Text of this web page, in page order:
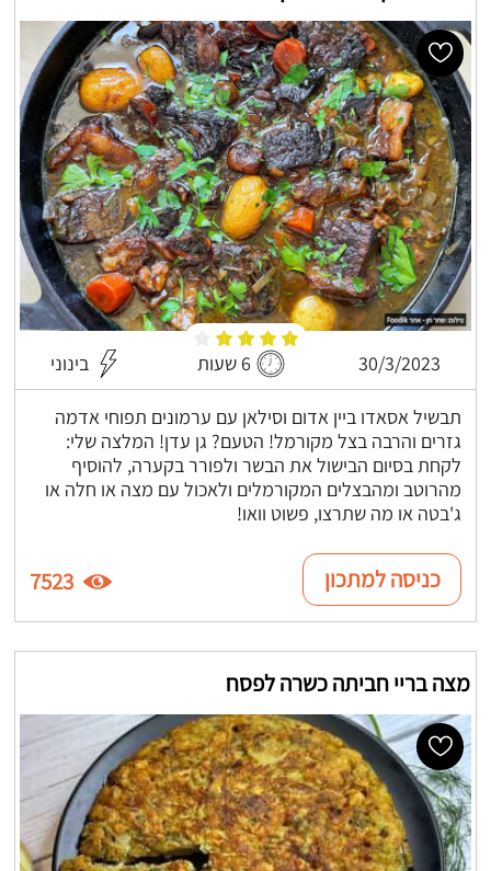
30/3/2023 6 שעות בינוני
תבשיל אסאדו ביין אדום וסילאן עם ערמונים תפוחי אדמה
גזרים והרבה בצל מקורמל! הטעם? גן עדן! המלצה שלי:
לקחת בסיום הבישול את הבשר ולפורר בקערה, להוסיף
מהרוטב ומהבצלים המקורמלים ולאכול עם מצה או חלה או
ג'בטה או מה שתרצו, פשוט וואו!
כניסה למתכון 7523
מצה בריי חביתה כשרה לפסח